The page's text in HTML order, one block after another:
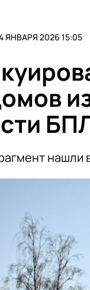
ЯНВАРЯ 2026 15:05
нашли